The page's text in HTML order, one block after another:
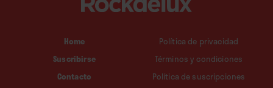
Home
Suscribirse
Contacto
Política de privacidad
Términos y condiciones
Política de suscripciones